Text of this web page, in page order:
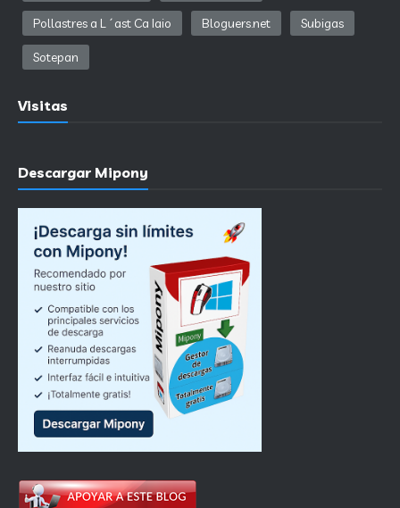
Pollastres a L´ast Ca Iaio Bloguers.net Subigas
Sotepan
Visitas
Descargar Mipony